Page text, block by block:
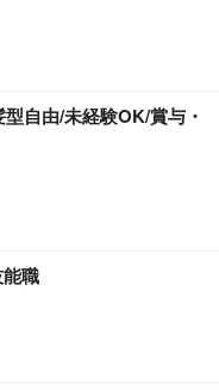
自由/未経験OK/賞与・
職